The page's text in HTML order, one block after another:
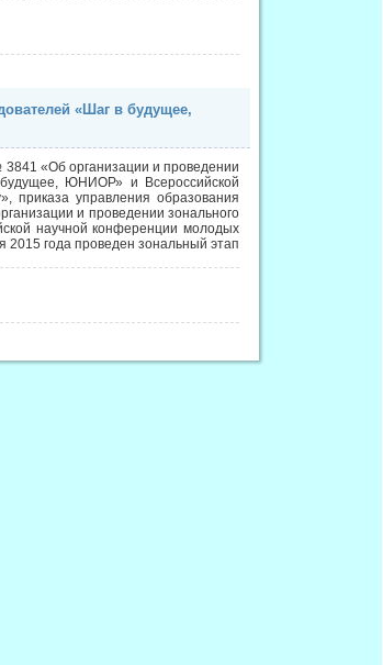
«Шаг в будущее,
3841 «Об организации и проведении
будущее, ЮНИОР» и Всероссийской
приказа управления образования
и проведении зонального
научной конференции молодых
2015 года проведен зональный этап